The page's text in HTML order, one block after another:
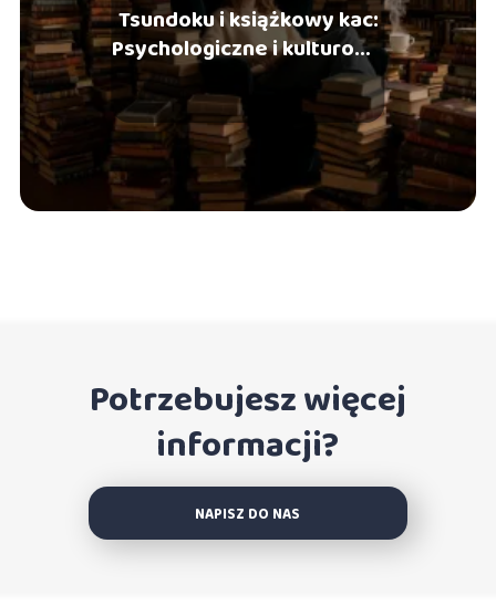
Tsundoku i książkowy kac:
Psychologiczne i kulturowe
zjawiska ze świata
czytelników
Potrzebujesz więcej
informacji?
NAPISZ DO NAS